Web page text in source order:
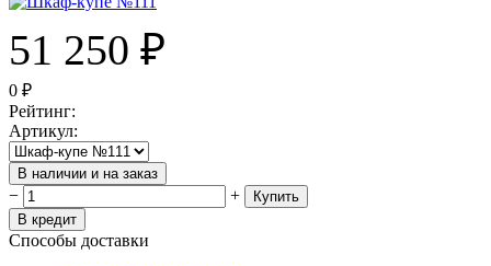
51 250 ₽
0 ₽
Рейтинг:
Артикул:
В наличии и на заказ
− +
Купить
В кредит
Способы доставки